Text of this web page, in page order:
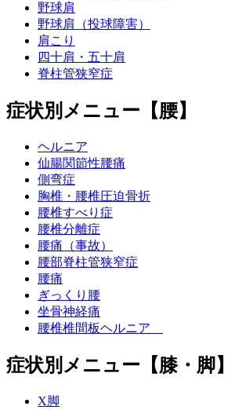
野球肩
野球肩（投球障害）
肩こり
四十肩・五十肩
脊柱管狭窄症
症状別メニュー【腰】
ヘルニア
仙腸関節性腰痛
側弯症
胸椎・腰椎圧迫骨折
腰椎すべり症
腰椎分離症
腰痛（事故）
腰部脊柱管狭窄症
腰痛
ぎっくり腰
坐骨神経痛
腰椎椎間板ヘルニア
症状別メニュー【膝・脚】
X脚